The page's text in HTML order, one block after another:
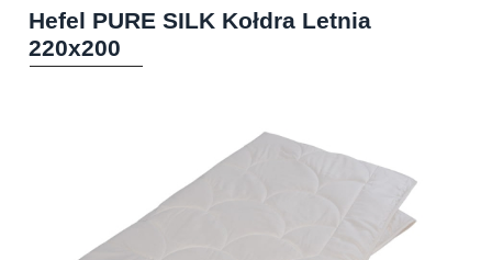
Hefel PURE SILK Kołdra Letnia
220x200